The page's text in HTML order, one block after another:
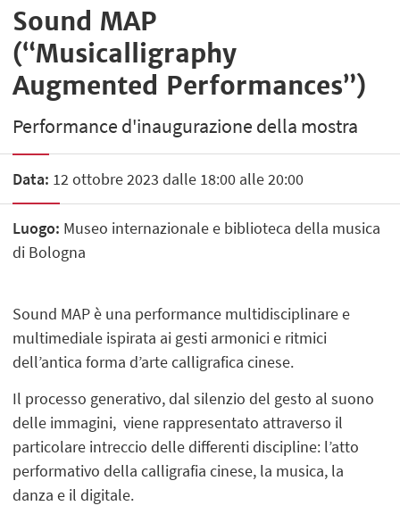
Sound MAP
(“Musicalligraphy
Augmented Performances”)
Performance d'inaugurazione della mostra
Data: 12 ottobre 2023 dalle 18:00 alle 20:00
Luogo: Museo internazionale e biblioteca della musica
di Bologna
Sound MAP è una performance multidisciplinare e
multimediale ispirata ai gesti armonici e ritmici
dell’antica forma d’arte calligrafica cinese.
Il processo generativo, dal silenzio del gesto al suono
delle immagini, viene rappresentato attraverso il
particolare intreccio delle differenti discipline: l’atto
performativo della calligrafia cinese, la musica, la
danza e il digitale.